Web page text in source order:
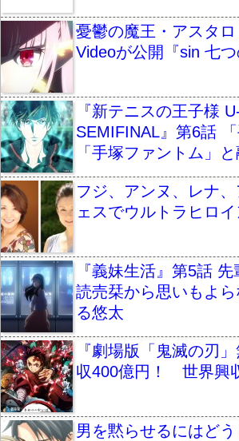
憂鬱の魔王・アスタ
Videoが公開『sin 七つ
『新テニスの王子様
SEMIFINAL』第6話
「手塚ファントム」
フジ、アンヌ、レナ
ェスでウルトラヒロ
『義妹生活』第5話
読売栞から思いもよ
る悠太
『劇場版「鬼滅の刃
収400億円！ 世界興
男を黙らせるにはど